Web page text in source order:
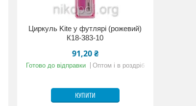
Циркуль Kite у футлярі (рожевий)
К18-383-10
91,20 ₴
Готово до відправки Оптом і в роздріб
КУПИТИ